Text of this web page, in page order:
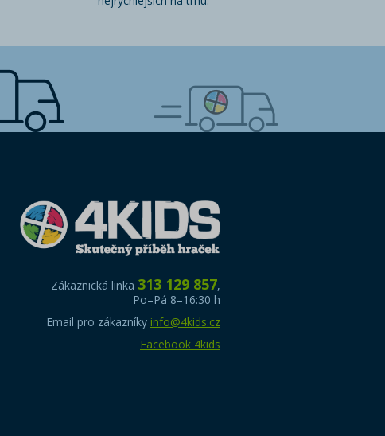
Zákaznická linka 313 129 857,
Po–Pá 8–16:30 h
Email pro zákazníky info@4kids.cz
Facebook 4kids